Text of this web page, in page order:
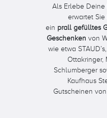
Als Erlebe
erwartet
ein prall gefülltes
Geschenken von
wie etwa
Ottakringer,
Schlumberger
Kaufhaus
Gutscheinen